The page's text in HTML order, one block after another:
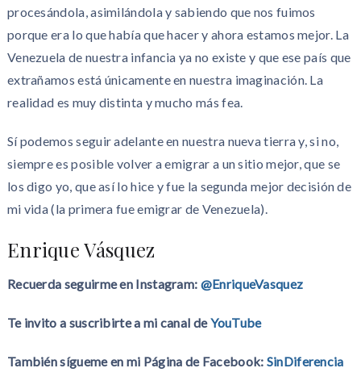
procesándola, asimilándola y sabiendo que nos fuimos
porque era lo que había que hacer y ahora estamos mejor. La
Venezuela de nuestra infancia ya no existe y que ese país que
extrañamos está únicamente en nuestra imaginación. La
realidad es muy distinta y mucho más fea.
Sí podemos seguir adelante en nuestra nueva tierra y, si no,
siempre es posible volver a emigrar a un sitio mejor, que se
los digo yo, que así lo hice y fue la segunda mejor decisión de
mi vida (la primera fue emigrar de Venezuela).
Enrique Vásquez
Recuerda seguirme en Instagram: @EnriqueVasquez
Te invito a suscribirte a mi canal deYouTube
También sígueme en mi Página de Facebook: SinDiferencia